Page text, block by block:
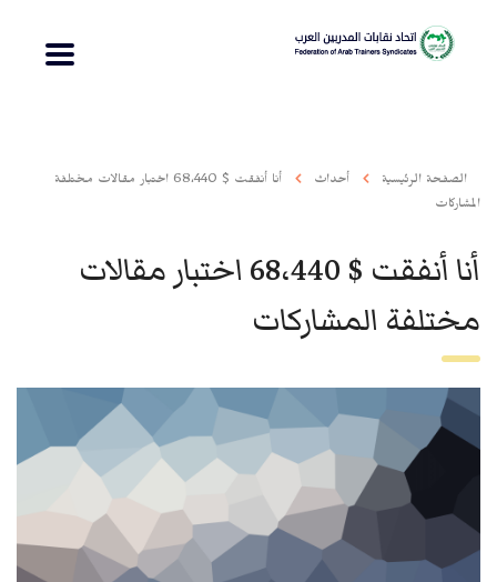
الصفحة الرئيسية أحداث
أنا أنفقت $ 68،440 اختبار مقالات مختلفة
المشاركات
أنا أنفقت $ 68،440 اختبار مقالات
مختلفة المشاركات